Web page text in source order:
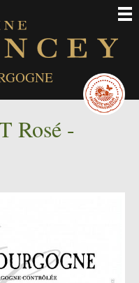
Rosé -